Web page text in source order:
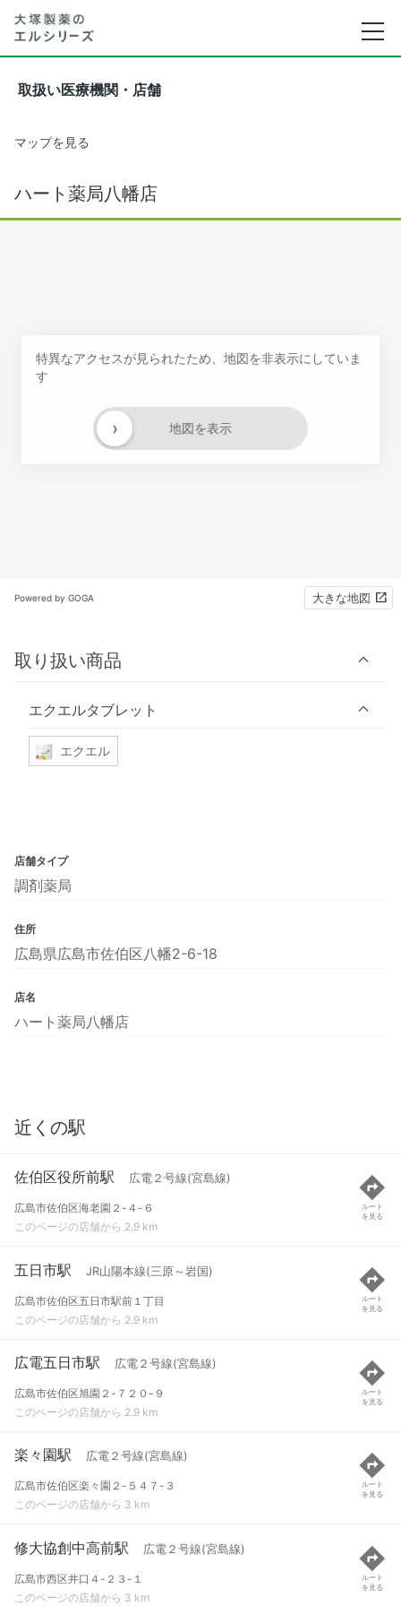
取扱い医療機関・店舗
マップを見る
ハート薬局八幡店
特異なアクセスが見られたため、地図を非表示にしていま
す
地図を表示
›
Powered by GOGA 大きな地図
取り扱い商品
エクエルタブレット
エクエル
店舗タイプ
調剤薬局
住所
広島県広島市佐伯区八幡2-6-18
店名
ハート薬局八幡店
近くの駅
佐伯区役所前駅 広電２号線(宮島線)
広島市佐伯区海老園２-４-６
このページの店舗から 2.9 km
ルート
を見る
五日市駅 JR山陽本線(三原～岩国)
広島市佐伯区五日市駅前１丁目
このページの店舗から 2.9 km
ルート
を見る
広電五日市駅 広電２号線(宮島線)
広島市佐伯区旭園２-７２０-９
このページの店舗から 2.9 km
ルート
を見る
楽々園駅 広電２号線(宮島線)
広島市佐伯区楽々園２-５４７-３
このページの店舗から 3 km
ルート
を見る
修大協創中高前駅 広電２号線(宮島線)
広島市西区井口４-２３-１
このページの店舗から 3 km
ルート
を見る